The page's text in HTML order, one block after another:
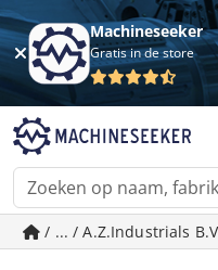
Machineseeker
Gratis in de store
/ ... / A.Z.Industrials